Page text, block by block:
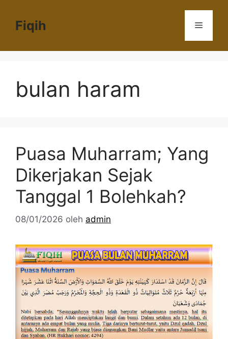
Fiqih Menu
bulan haram
Puasa Muharram; Yang
Dikerjakan Sejak
Tanggal 1 Bolehkah?
08/01/2026 oleh admin